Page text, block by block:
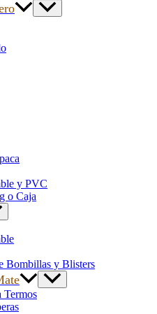
y PVC
o Caja
Bombillas y Blisters
Termos